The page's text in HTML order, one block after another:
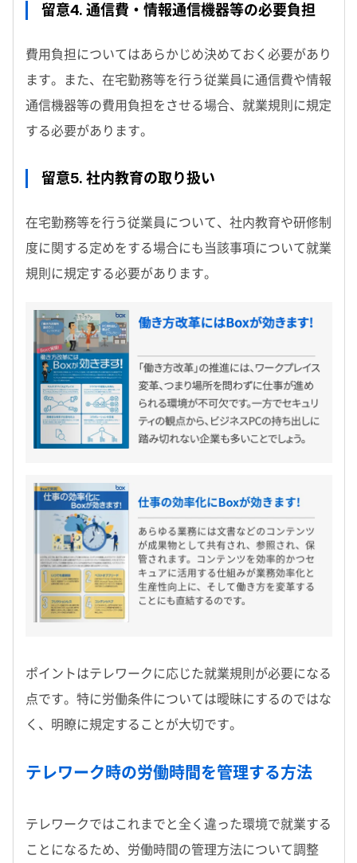
留意4. 通信費・情報通信機器等の必要負担
費用負担についてはあらかじめ決めておく必要があり
ます。また、在宅勤務等を行う従業員に通信費や情報
通信機器等の費用負担をさせる場合、就業規則に規定
する必要があります。
留意5. 社内教育の取り扱い
在宅勤務等を行う従業員について、社内教育や研修制
度に関する定めをする場合にも当該事項について就業
規則に規定する必要があります。
ポイントはテレワークに応じた就業規則が必要になる
点です。特に労働条件については曖昧にするのではな
く、明瞭に規定することが大切です。
テレワーク時の労働時間を管理する方法
テレワークではこれまでと全く違った環境で就業する
ことになるため、労働時間の管理方法について調整